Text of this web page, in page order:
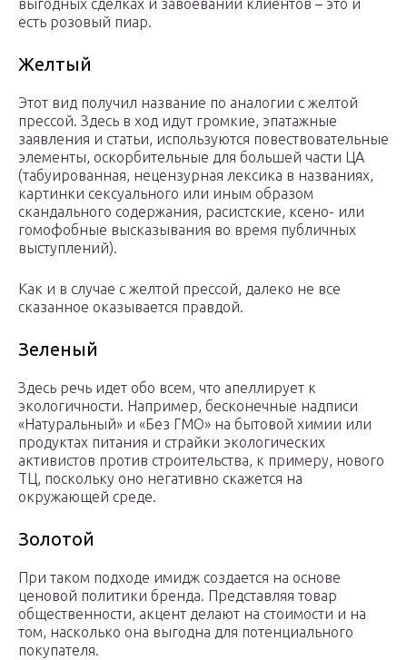
выгодных сделках и завоевании клиентов – это и
есть розовый пиар.
Желтый
Этот вид получил название по аналогии с желтой
прессой. Здесь в ход идут громкие, эпатажные
заявления и статьи, используются повествовательные
элементы, оскорбительные для большей части ЦА
(табуированная, нецензурная лексика в названиях,
картинки сексуального или иным образом
скандального содержания, расистские, ксено- или
гомофобные высказывания во время публичных
выступлений).
Как и в случае с желтой прессой, далеко не все
сказанное оказывается правдой.
Зеленый
Здесь речь идет обо всем, что апеллирует к
экологичности. Например, бесконечные надписи
«Натуральный» и «Без ГМО» на бытовой химии или
продуктах питания и страйки экологических
активистов против строительства, к примеру, нового
ТЦ, поскольку оно негативно скажется на
окружающей среде.
Золотой
При таком подходе имидж создается на основе
ценовой политики бренда. Представляя товар
общественности, акцент делают на стоимости и на
том, насколько она выгодна для потенциального
покупателя.